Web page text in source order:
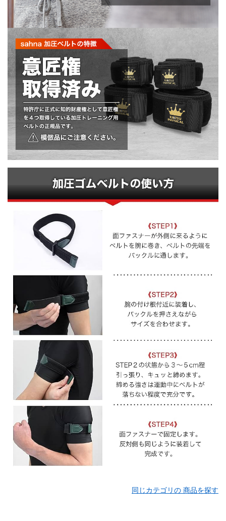
同じカテゴリの 商品を探す